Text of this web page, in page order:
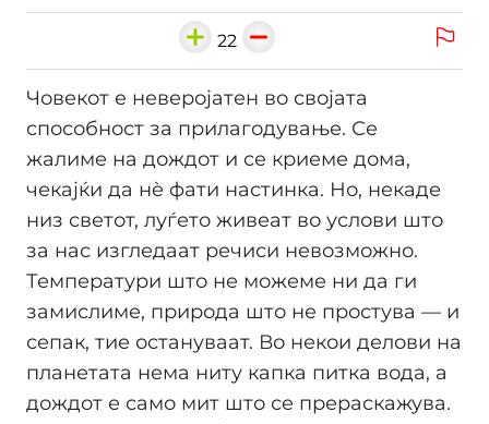
22
Човекот е неверојатен во својата
способност за прилагодување. Се
жалиме на дождот и се криеме дома,
чекајќи да нè фати настинка. Но, некаде
низ светот, луѓето живеат во услови што
за нас изгледаат речиси невозможно.
Температури што не можеме ни да ги
замислиме, природа што не простува — и
сепак, тие остануваат. Во некои делови на
планетата нема ниту капка питка вода, а
дождот е само мит што се прераскажува.